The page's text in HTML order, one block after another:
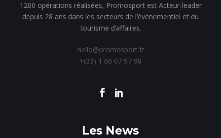
1200 opérations réalisées, Promosport est Acteur-leader
depuis 28 ans dans les secteurs de l’événementiel et du
tourisme d’affaires.
hello@promosport.fr
+(33) 1 60 07 97 98
Les News